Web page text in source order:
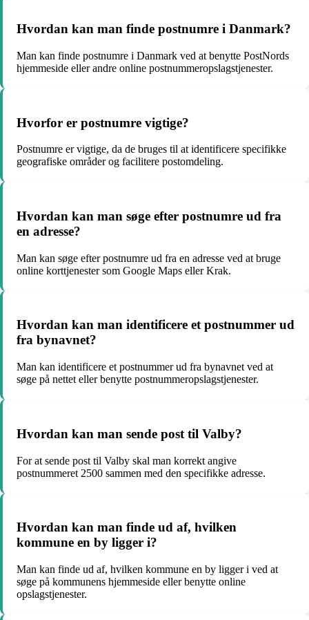
Hvordan kan man finde postnumre i Danmark?
Man kan finde postnumre i Danmark ved at benytte PostNords
hjemmeside eller andre online postnummeropslagstjenester.
Hvorfor er postnumre vigtige?
Postnumre er vigtige, da de bruges til at identificere specifikke
geografiske områder og facilitere postomdeling.
Hvordan kan man søge efter postnumre ud fra
en adresse?
Man kan søge efter postnumre ud fra en adresse ved at bruge
online korttjenester som Google Maps eller Krak.
Hvordan kan man identificere et postnummer ud
fra bynavnet?
Man kan identificere et postnummer ud fra bynavnet ved at
søge på nettet eller benytte postnummeropslagstjenester.
Hvordan kan man sende post til Valby?
For at sende post til Valby skal man korrekt angive
postnummeret 2500 sammen med den specifikke adresse.
Hvordan kan man finde ud af, hvilken
kommune en by ligger i?
Man kan finde ud af, hvilken kommune en by ligger i ved at
søge på kommunens hjemmeside eller benytte online
opslagstjenester.